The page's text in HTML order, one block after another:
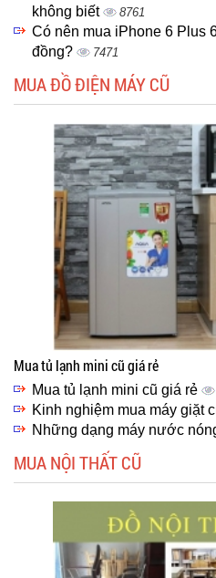
không biết
8761
Có nên mua iPhone 6 Plus
đồng?
7471
MUA ĐỒ ĐIỆN MÁY CŨ
Mua tủ lạnh mini cũ giá rẻ
Mua tủ lạnh mini cũ giá rẻ
Kinh nghiệm mua máy giặt
Những dạng máy nước
MUA NỘI THẤT CŨ